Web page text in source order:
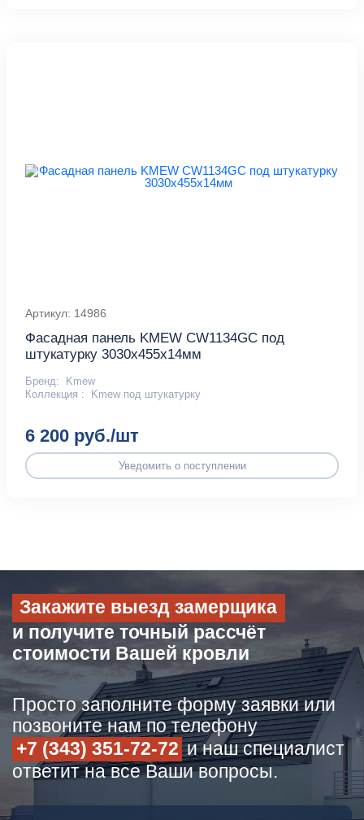
Артикул: 14986
Фасадная панель KMEW CW1134GC под
штукатурку 3030х455х14мм
Бренд:
Kmew
Коллекция :
Kmew под штукатурку
6 200 руб./шт
Уведомить о поступлении
Закажите выезд замерщика
и получите точный рассчёт
стоимости Вашей кровли
Просто заполните форму заявки или
позвоните нам по телефону
+7 (343) 351-72-72 и наш специалист
ответит на все Ваши вопросы.